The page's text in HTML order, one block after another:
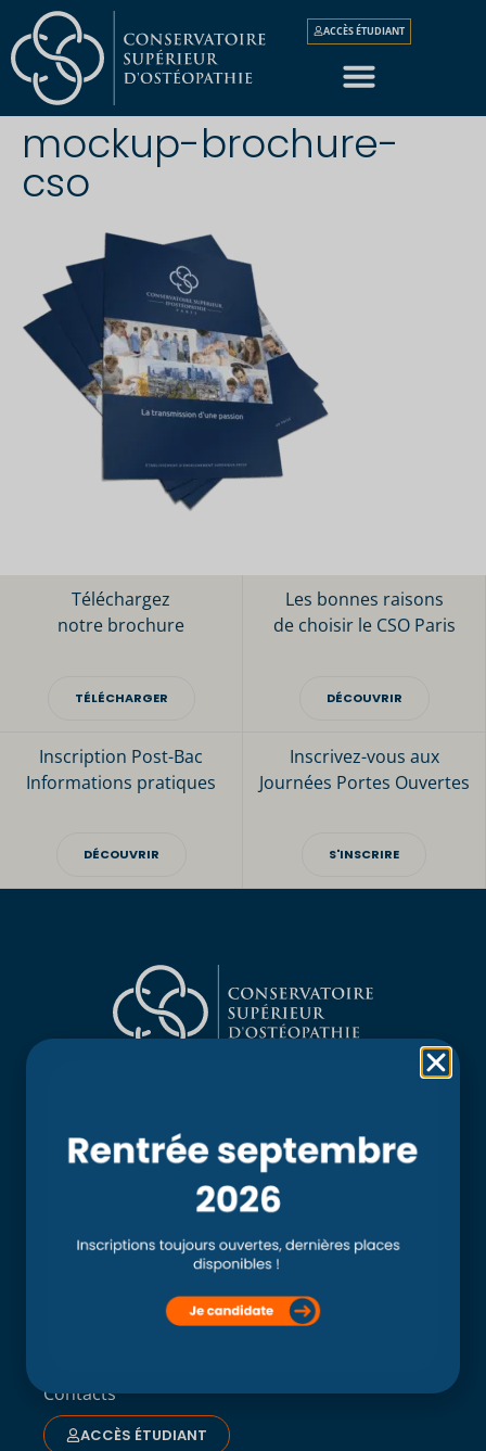
ACCÈS ÉTUDIANT
mockup-brochure-
cso
Téléchargez
notre brochure
TÉLÉCHARGER
Les bonnes raisons
de choisir le CSO Paris
DÉCOUVRIR
Inscription Post-Bac
Informations pratiques
DÉCOUVRIR
Inscrivez-vous aux
Journées Portes Ouvertes
S'INSCRIRE
Rubriques
Clinique externe
Clinique ostéopathique interne du CSO Paris
Contacts
ACCÈS ÉTUDIANT